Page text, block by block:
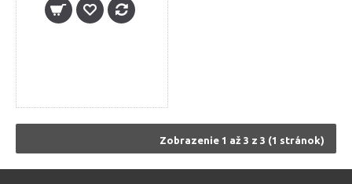
Zobrazenie 1 až 3 z 3 (1 stránok)